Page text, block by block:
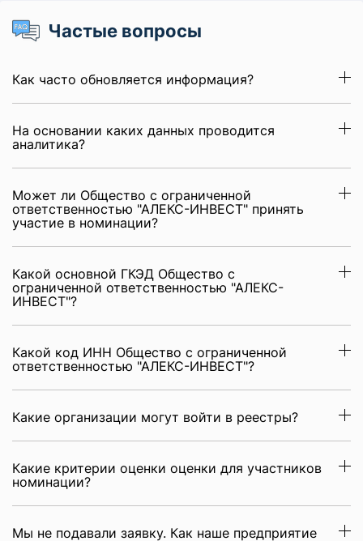
Частые вопросы
Как часто обновляется информация?
На основании каких данных проводится
аналитика?
Может ли Общество с ограниченной
ответственностью "АЛЕКС-ИНВЕСТ" принять
участие в номинации?
Какой основной ГКЭД Общество с
ограниченной ответственностью "АЛЕКС-
ИНВЕСТ"?
Какой код ИНН Общество с ограниченной
ответственностью "АЛЕКС-ИНВЕСТ"?
Какие организации могут войти в реестры?
Какие критерии оценки оценки для участников
номинации?
Мы не подавали заявку. Как наше предприятие